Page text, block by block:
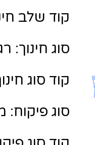
קוד שלב
סוג חינוך:
קוד סוג
סוג פיקוח: